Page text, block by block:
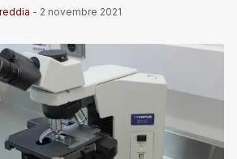
- 2 novembre 2021